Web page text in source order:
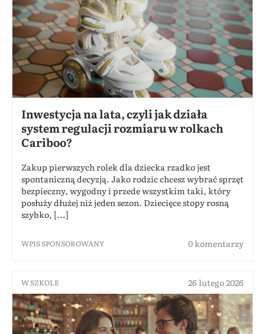
Inwestycja na lata, czyli jak działa
system regulacji rozmiaru w rolkach
Cariboo?
Zakup pierwszych rolek dla dziecka rzadko jest
spontaniczną decyzją. Jako rodzic chcesz wybrać sprzęt
bezpieczny, wygodny i przede wszystkim taki, który
posłuży dłużej niż jeden sezon. Dziecięce stopy rosną
szybko, [...]
WPIS SPONSOROWANY 0 komentarzy
W SZKOLE 26 lutego 2026